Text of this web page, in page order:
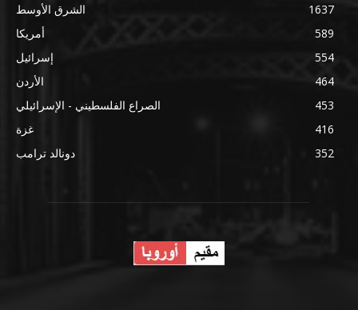
الشرق الأوسط
1637
أمريكا
589
إسرائيل
554
الأردن
464
الصراع الفلسطيني - الإسرائيلي
453
غزة
416
دونالد ترامب
352